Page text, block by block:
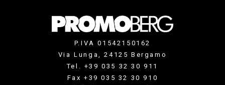
P.IVA 01542150162
Via Lunga, 24125 Bergamo
Tel. +39 035 32 30 911
Fax +39 035 32 30 910